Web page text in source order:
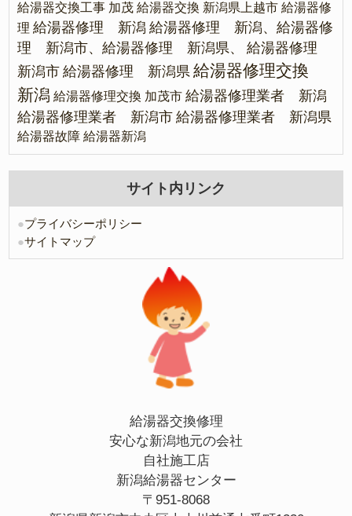
給湯器交換工事 加茂 給湯器交換 新潟県上越市 給湯器修
理 給湯器修理 新潟 給湯器修理 新潟、給湯器修
理 新潟市、給湯器修理 新潟県、
給湯器修理
新潟市 給湯器修理 新潟県 給湯器修理交換
新潟 給湯器修理交換 加茂市 給湯器修理業者 新潟
給湯器修理業者 新潟市 給湯器修理業者 新潟県
給湯器故障 給湯器新潟
サイト内リンク
●プライバシーポリシー
●サイトマップ
給湯器交換修理
安心な新潟地元の会社
自社施工店
新潟給湯器センター
〒951-8068